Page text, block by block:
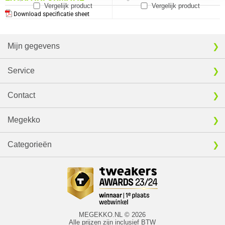
Download specificatie sheet
Vergelijk product Vergelijk product
Mijn gegevens
Service
Contact
Megekko
Categorieën
MEGEKKO.NL © 2026
Alle prijzen zijn inclusief BTW